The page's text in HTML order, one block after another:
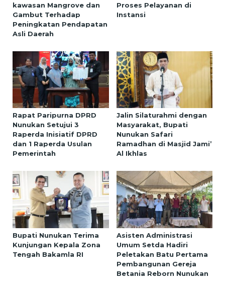
kawasan Mangrove dan
Gambut Terhadap
Peningkatan Pendapatan
Asli Daerah
Proses Pelayanan di
Instansi
Rapat Paripurna DPRD
Nunukan Setujui 3
Raperda Inisiatif DPRD
dan 1 Raperda Usulan
Pemerintah
Jalin Silaturahmi dengan
Masyarakat, Bupati
Nunukan Safari
Ramadhan di Masjid Jami’
Al Ikhlas
Bupati Nunukan Terima
Kunjungan Kepala Zona
Tengah Bakamla RI
Asisten Administrasi
Umum Setda Hadiri
Peletakan Batu Pertama
Pembangunan Gereja
Betania Reborn Nunukan